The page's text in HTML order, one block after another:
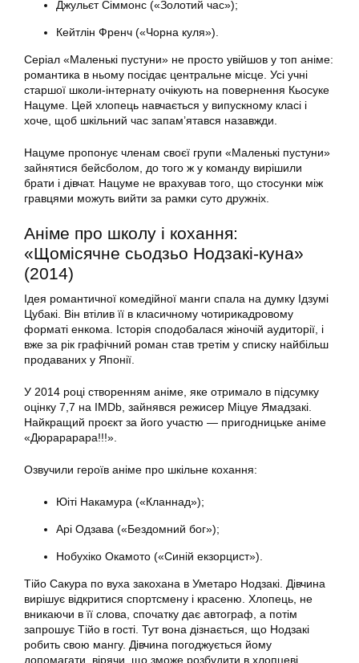
Джульєт Сіммонс («Золотий час»);
Кейтлін Френч («Чорна куля»).
Серіал «Маленькі пустуни» не просто увійшов у топ аніме:
романтика в ньому посідає центральне місце. Усі учні
старшої школи-інтернату очікують на повернення Кьосуке
Нацуме. Цей хлопець навчається у випускному класі і
хоче, щоб шкільний час запам’ятався назавжди.
Нацуме пропонує членам своєї групи «Маленькі пустуни»
зайнятися бейсболом, до того ж у команду вирішили
брати і дівчат. Нацуме не врахував того, що стосунки між
гравцями можуть вийти за рамки суто дружніх.
Аніме про школу і кохання:
«Щомісячне сьодзьо Нодзакі-куна»
(2014)
Ідея романтичної комедійної манги спала на думку Ідзумі
Цубакі. Він втілив її в класичному чотирикадровому
форматі енкома. Історія сподобалася жіночій аудиторії, і
вже за рік графічний роман став третім у списку найбільш
продаваних у Японії.
У 2014 році створенням аніме, яке отримало в підсумку
оцінку 7,7 на IMDb, зайнявся режисер Міцуе Ямадзакі.
Найкращий проєкт за його участю — пригодницьке аніме
«Дюрарарара!!!».
Озвучили героїв аніме про шкільне кохання:
Юіті Накамура («Кланнад»);
Арі Одзава («Бездомний бог»);
Нобухіко Окамото («Синій екзорцист»).
Тійо Сакура по вуха закохана в Уметаро Нодзакі. Дівчина
вирішує відкритися спортсмену і красеню. Хлопець, не
вникаючи в її слова, спочатку дає автограф, а потім
запрошує Тійо в гості. Тут вона дізнається, що Нодзакі
робить свою мангу. Дівчина погоджується йому
допомагати, вірячи, що зможе розбудити в хлопцеві